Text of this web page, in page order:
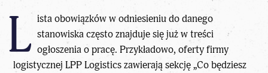
L ista obowiązków w odniesieniu do danego
stanowiska często znajduje się już w treści
ogłoszenia o pracę. Przykładowo, oferty firmy
logistycznejLPP Logisticszawierają sekcję „Co będziesz